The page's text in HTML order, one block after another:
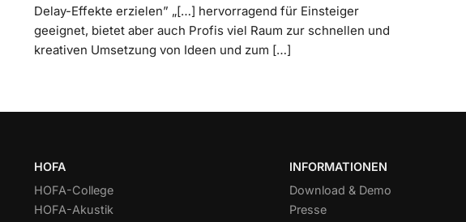
Delay-Effekte erzielen” „[…] hervorragend für Einsteiger
geeignet, bietet aber auch Profis viel Raum zur schnellen und
kreativen Umsetzung von Ideen und zum […]
HOFA
HOFA-College
HOFA-Akustik
INFORMATIONEN
Download & Demo
Presse